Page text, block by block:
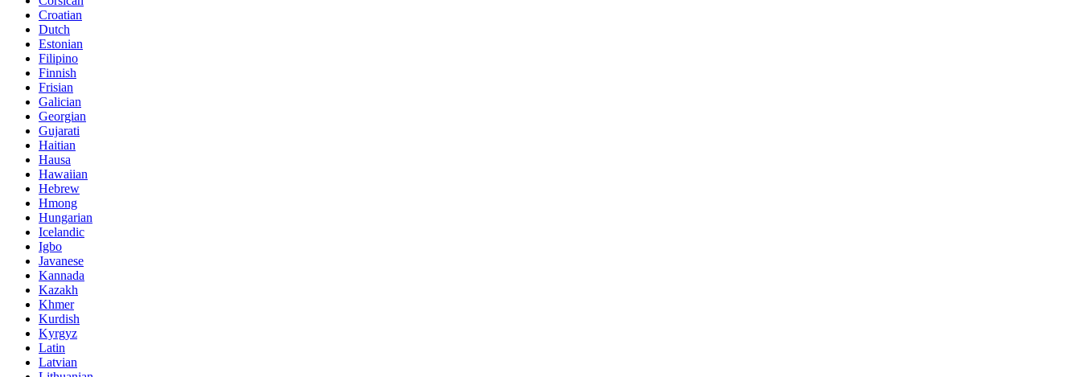
Croatian
Dutch
Estonian
Filipino
Finnish
Frisian
Galician
Georgian
Gujarati
Haitian
Hausa
Hawaiian
Hebrew
Hmong
Hungarian
Icelandic
Igbo
Javanese
Kannada
Kazakh
Khmer
Kurdish
Kyrgyz
Latin
Latvian